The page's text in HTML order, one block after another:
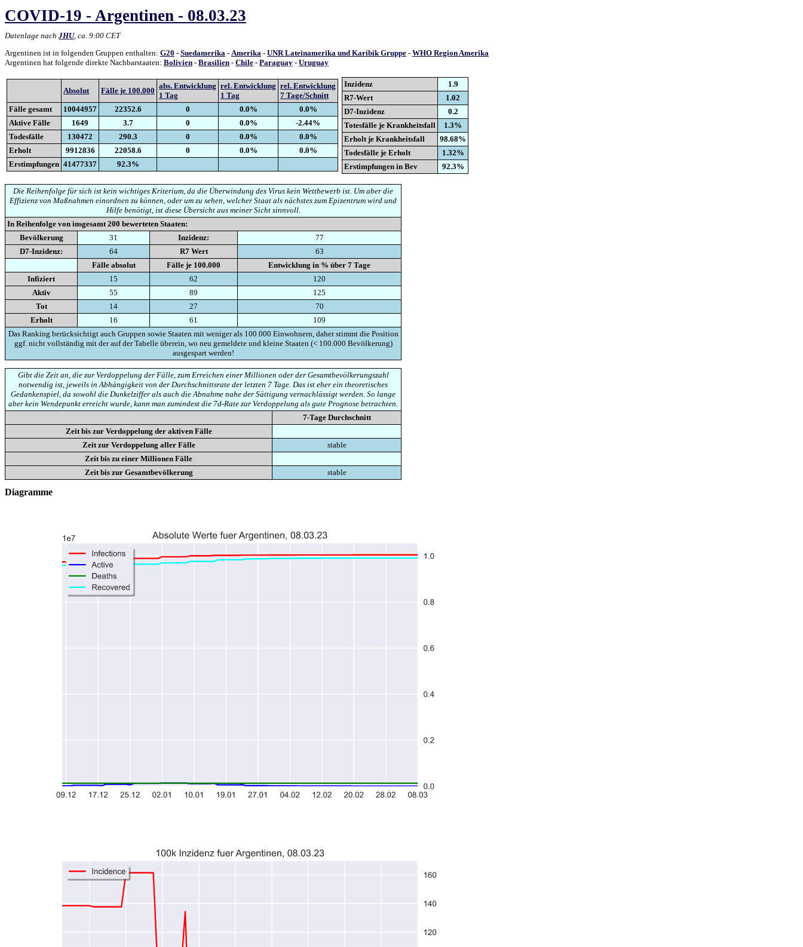
COVID-19 - Argentinen - 08.03.23
Datenlage nach JHU, ca. 9:00 CET
Argentinen ist in folgenden Gruppen enthalten: G20 - Suedamerika - Amerika - UNR Lateinamerika und Karibik Gruppe - WHO Region Amerika
Argentinen hat folgende direkte Nachbarstaaten: Bolivien - Brasilien - Chile - Paraguay - Uruguay
Absolut Fälle je 100.000
abs. Entwicklung
1 Tag
rel. Entwicklung
1 Tag
rel. Entwicklung
7 Tage/Schnitt
Fälle gesamt
10044957 22352.6 0 0.0%
0.0%
Aktive Fälle
1649 3.7 0 0.0%
-2.44%
Todesfälle
130472 290.3 0 0.0%
0.0%
Erholt
9912836 22058.6 0 0.0%
0.0%
Erstimpfungen 41477337 92.3%
Inzidenz
1.9
R7-Wert
1.02
D7-Inzidenz
0.2
Totesfälle je Krankheitsfall
1.3%
Erholt je Krankheitsfall
98.68%
Todesfälle je Erholt
1.32%
Erstimpfungen in Bev
92.3%
Die Reihenfolge für sich ist kein wichtiges Kriterium, da die Überwindung des Virus kein Wettbewerb ist. Um aber die
Effizienz von Maßnahmen einordnen zu können, oder um zu sehen, welcher Staat als nächstes zum Epizentrum wird und
Hilfe benötigt, ist diese Übersicht aus meiner Sicht sinnvoll.
In Reihenfolge von insgesamt 200 bewerteten Staaten:
Bevölkerung
31 Inzidenz:
77
D7-Inzidenz:
64 R7 Wert
63
Fälle absolut
Fälle je 100.000
Entwicklung in % über 7 Tage
Infiziert
15 62
120
Aktiv
55 89
125
Tot
14 27
70
Erholt
16 61
109
Das Ranking berücksichtigt auch Gruppen sowie Staaten mit weniger als 100.000 Einwohnern, daher stimmt die Position
ggf. nicht vollständig mit der auf der Tabelle überein, wo neu gemeldete und kleine Staaten (< 100.000 Bevölkerung)
ausgespart werden!
Gibt die Zeit an, die zur Verdoppelung der Fälle, zum Erreichen einer Millionen oder der Gesamtbevölkerungszahl
notwendig ist, jeweils in Abhängigkeit von der Durchschnittsrate der letzten 7 Tage. Das ist eher ein theoretisches
Gedankenspiel, da sowohl die Dunkelziffer als auch die Abnahme nahe der Sättigung vernachlässigt werden. So lange
aber kein Wendepunkt erreicht wurde, kann man zumindest die 7d-Rate zur Verdoppelung als gute Prognose betrachten.
7-Tage Durchschnitt
Zeit bis zur Verdoppelung der aktiven Fälle
Zeit zur Verdoppelung aller Fälle
stable
Zeit bis zu einer Millionen Fälle
Zeit bis zur Gesamtbevölkerung
stable
Diagramme